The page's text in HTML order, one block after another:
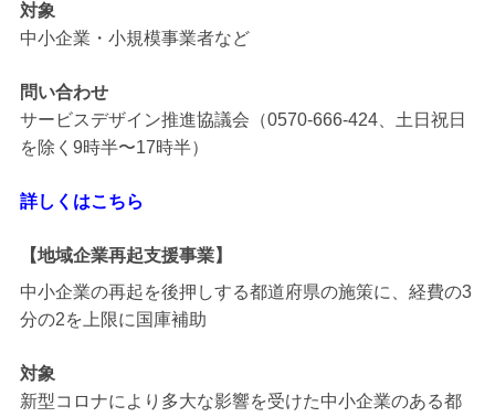
対象
中小企業・小規模事業者など
問い合わせ
サービスデザイン推進協議会（0570-666-424、土日祝日
を除く9時半〜17時半）
詳しくはこちら
【地域企業再起支援事業】
中小企業の再起を後押しする都道府県の施策に、経費の3
分の2を上限に国庫補助
対象
新型コロナにより多大な影響を受けた中小企業のある都